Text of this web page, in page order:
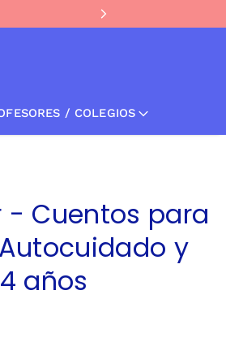
/ COLEGIOS
- Cuentos para
y
años